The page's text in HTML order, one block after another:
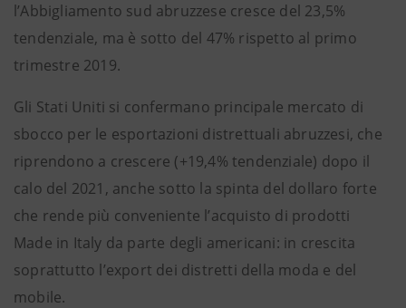
l’Abbigliamento sud abruzzese cresce del 23,5%
tendenziale, ma è sotto del 47% rispetto al primo
trimestre 2019.
Gli Stati Uniti si confermano principale mercato di
sbocco per le esportazioni distrettuali abruzzesi, che
riprendono a crescere (+19,4% tendenziale) dopo il
calo del 2021, anche sotto la spinta del dollaro forte
che rende più conveniente l’acquisto di prodotti
Made in Italy da parte degli americani: in crescita
soprattutto l’export dei distretti della moda e del
mobile.